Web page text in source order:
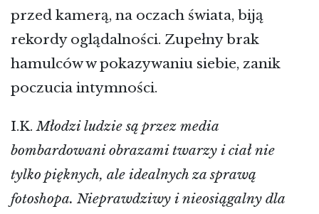
przed kamerą, na oczach świata, biją
rekordy oglądalności. Zupełny brak
hamulców w pokazywaniu siebie, zanik
poczucia intymności.
I.K.Młodzi ludzie są przez media
bombardowani obrazami twarzy i ciał nie
tylko pięknych, ale idealnych za sprawą
fotoshopa. Nieprawdziwy i nieosiągalny dla